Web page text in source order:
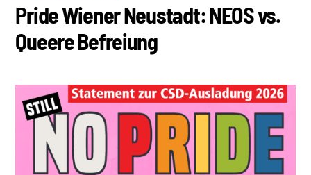
Pride Wiener Neustadt: NEOS vs.
Queere Befreiung